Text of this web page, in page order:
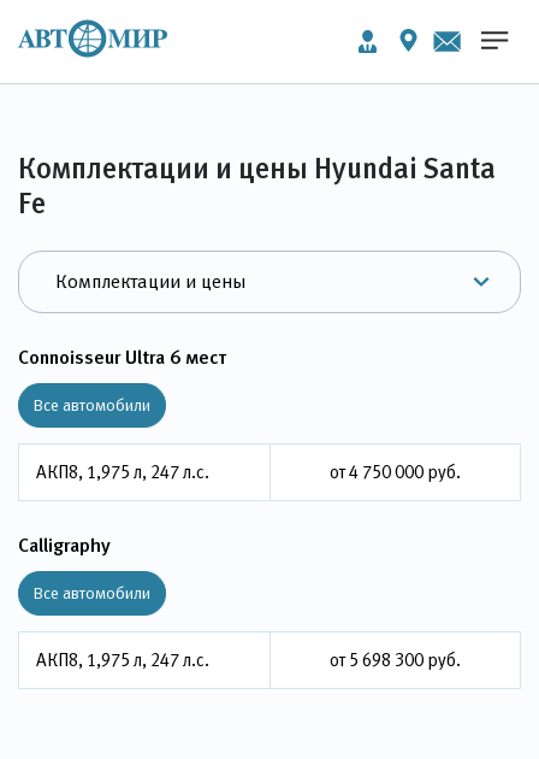
Комплектации и цены Hyundai Santa
Fe
Connoisseur Ultra 6 мест
Все автомобили
АКП8, 1,975 л, 247 л.с. от 4 750 000 руб.
Calligraphy
Все автомобили
АКП8, 1,975 л, 247 л.с. от 5 698 300 руб.